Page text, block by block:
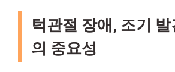
턱관절 장애, 조기
의 중요성